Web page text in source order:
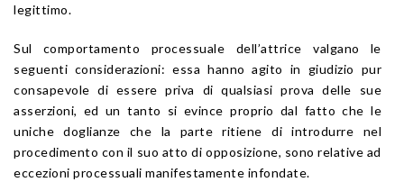
legittimo.
Sul comportamento processuale dell’attrice valgano le
seguenti considerazioni: essa hanno agito in giudizio pur
consapevole di essere priva di qualsiasi prova delle sue
asserzioni, ed un tanto si evince proprio dal fatto che le
uniche doglianze che la parte ritiene di introdurre nel
procedimento con il suo atto di opposizione, sono relative ad
eccezioni processuali manifestamente infondate.